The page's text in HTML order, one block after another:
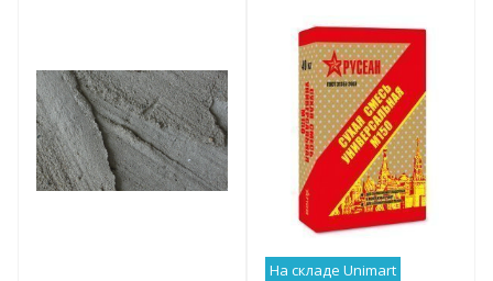
На складе Unimart